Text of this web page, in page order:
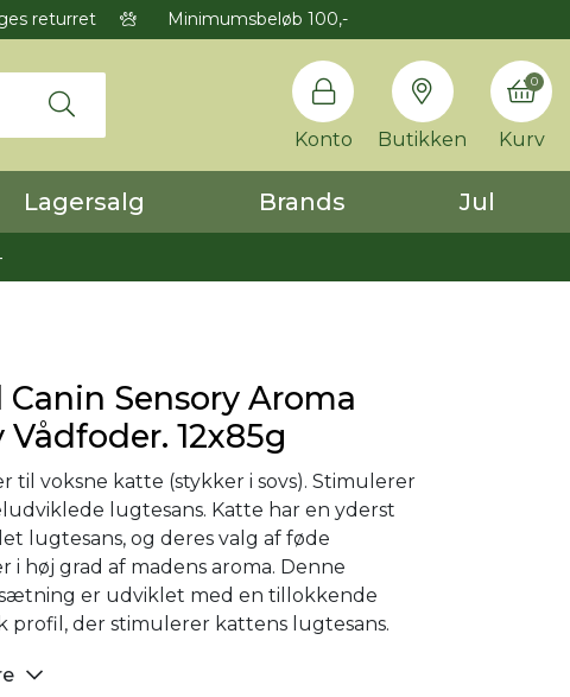
returret Minimumsbeløb 100,-
Konto Butikken Kurv
0
Lagersalg Brands Jul
Canin Sensory Aroma
Vådfoder. 12x85g
til voksne katte (stykker i sovs). Stimulerer
lugtesans. Katte har en yderst
lugtesans, og deres valg af føde
i høj grad af madens aroma. Denne
er udviklet med en tillokkende
profil, der stimulerer kattens lugtesans.